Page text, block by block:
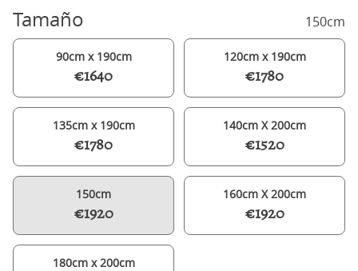
Tamaño 150cm
90cm x 190cm
€1640
120cm x 190cm
€1780
135cm x 190cm
€1780
140cm X 200cm
€1520
150cm
€1920
160cm X 200cm
€1920
180cm x 200cm